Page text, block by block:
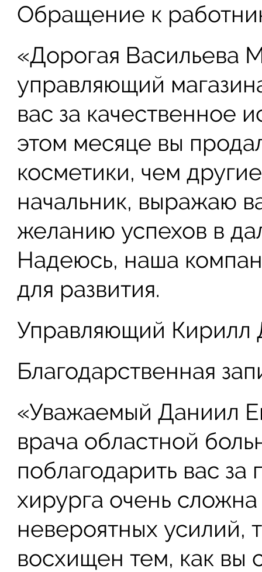
Обращение к
«Дорогая Васильева
управляющий
вас за качественное
этом месяце вы
косметики, чем
начальник, выражаю
желанию успехов в
Надеюсь, наша
для развития.
Управляющий Кирилл
Благодарственная
«Уважаемый Даниил
врача областной
поблагодарить вас
хирурга очень
невероятных усилий,
восхищен тем, как вы